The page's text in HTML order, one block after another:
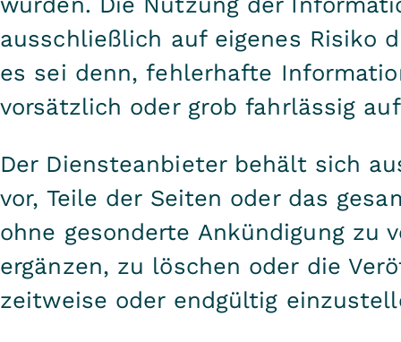
ausschließlich auf eigenes Risiko
es sei denn, fehlerhafte
vorsätzlich oder grob fahrlässig
Der Diensteanbieter behält sich
vor, Teile der Seiten oder das
ohne gesonderte Ankündigung zu
ergänzen, zu löschen oder die
zeitweise oder endgültig